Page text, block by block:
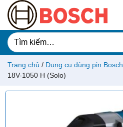
Chuyển
đến
dungTìm
kiếm:
Trang chủ / Dụng cụ dùng pin Bosch
18V-1050 H (Solo)